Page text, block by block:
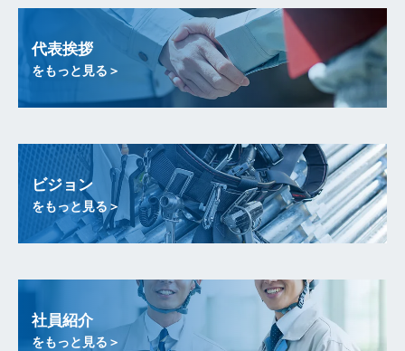
代表挨拶
をもっと見る＞
ビジョン
をもっと見る＞
社員紹介
をもっと見る＞